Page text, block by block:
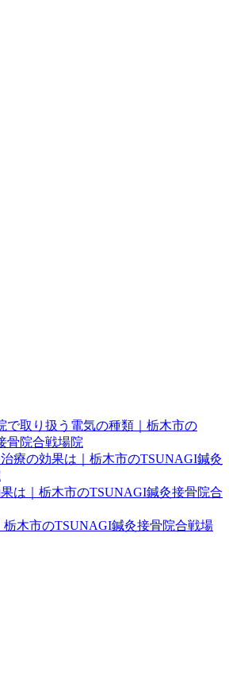
で取り扱う電気の種類｜栃木市の
骨院合戦場院
療の効果は｜栃木市のTSUNAGI鍼灸
は｜栃木市のTSUNAGI鍼灸接骨院合
木市のTSUNAGI鍼灸接骨院合戦場